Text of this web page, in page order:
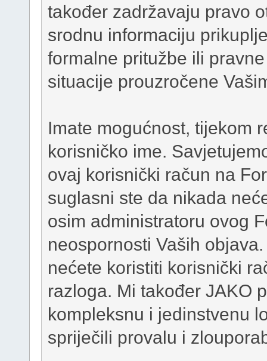
također zadržavaju pravo
srodnu informaciju
formalne pritužbe ili
situacije prouzročene
Imate mogućnost, tijekom
korisničko ime.
ovaj korisnički račun na
suglasni ste da nikada
osim administratoru ovog
neospornosti Vaših
nećete koristiti korisnički
razloga. Mi također JAKO
kompleksnu i jedinstvenu
spriječili provalu i